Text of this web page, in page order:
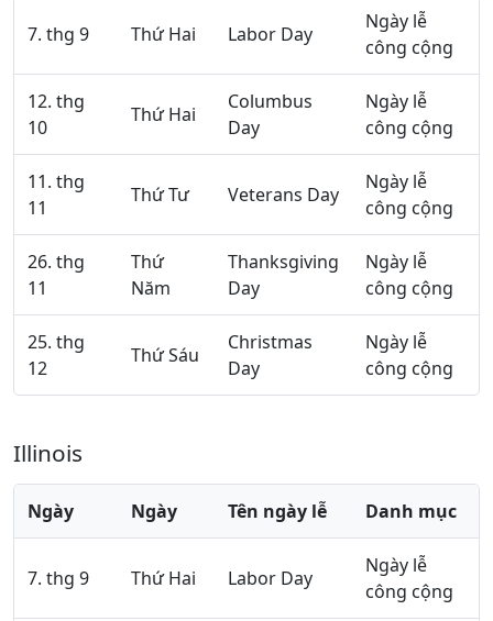
7. thg 9 Thứ Hai Labor Day
Ngày lễ
công cộng
12. thg
10
Thứ Hai
Columbus
Day
Ngày lễ
công cộng
11. thg
11
Thứ Tư Veterans Day
Ngày lễ
công cộng
26. thg
11
Thứ
Năm
Thanksgiving
Day
Ngày lễ
công cộng
25. thg
12
Thứ Sáu
Christmas
Day
Ngày lễ
công cộng
Illinois
Ngày Ngày Tên ngày lễ Danh mục
7. thg 9 Thứ Hai Labor Day
Ngày lễ
công cộng